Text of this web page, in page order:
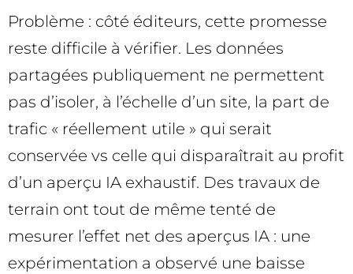
Problème : côté éditeurs, cette promesse
reste difficile à vérifier. Les données
partagées publiquement ne permettent
pas d’isoler, à l’échelle d’un site, la part de
trafic « réellement utile » qui serait
conservée vs celle qui disparaîtrait au profit
d’un aperçu IA exhaustif. Des travaux de
terrain ont tout de même tenté de
mesurer l’effet net des aperçus IA : une
expérimentation a observé une baisse